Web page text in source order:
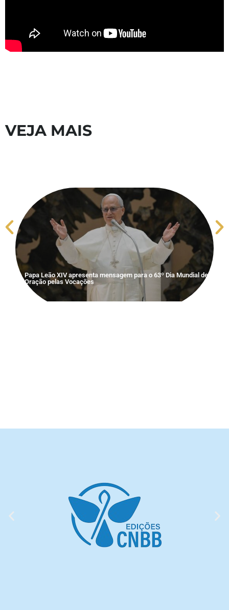
VEJA MAIS
Papa Leão XIV apresenta mensagem para o 63º Dia Mundial de
Oração pelas Vocações